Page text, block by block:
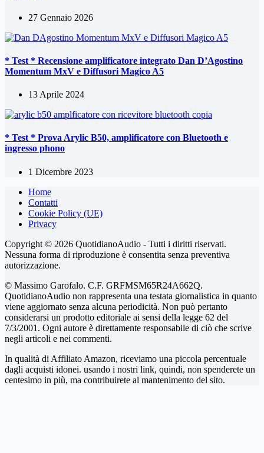
27 Gennaio 2026
* Test * Recensione amplificatore integrato Dan D’Agostino
Momentum MxV e Diffusori Magico A5
13 Aprile 2024
* Test * Prova Arylic B50, amplificatore con Bluetooth e
ingresso phono
1 Dicembre 2023
Home
Contatti
Cookie Policy (UE)
Privacy
Copyright © 2026 QuotidianoAudio - Tutti i diritti riservati.
Nessuna forma di riproduzione è consentita senza preventiva
autorizzazione.
© Massimo Garofalo. C.F. GRFMSM65R24A662Q.
QuotidianoAudio non rappresenta una testata giornalistica in quanto
viene aggiornato senza alcuna periodicità. Non può pertanto
considerarsi un prodotto editoriale ai sensi della legge 62 del
7/3/2001. Ogni autore è direttamente responsabile di ciò che scrive
negli articoli e nei commenti.
In qualità di Affiliato Amazon, riceviamo una piccola percentuale
dagli acquisti idonei. usando i nostri link, quindi, non spenderete un
centesimo in più, ma contribuirete al mantenimento del sito.